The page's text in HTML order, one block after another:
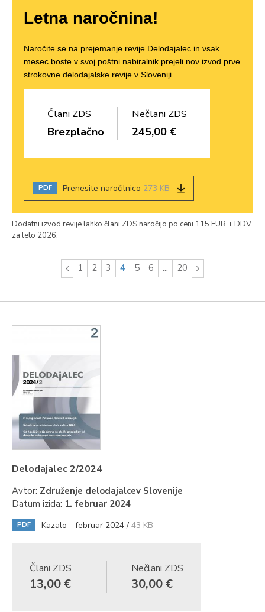
Letna naročnina!
Naročite se na prejemanje revije Delodajalec in vsak
mesec boste v svoj poštni nabiralnik prejeli nov izvod prve
strokovne delodajalske revije v Sloveniji.
Člani ZDS
Brezplačno
Nečlani ZDS
245,00 €
PDF Prenesite naročilnico 273 KB
Dodatni izvod revije lahko člani ZDS naročijo po ceni 115 EUR + DDV
za leto 2026.
1 2 3 4 5 6 ... 20
Delodajalec 2/2024
Avtor: Združenje delodajalcev Slovenije
Datum izida: 1. februar 2024
PDF Kazalo - februar 2024 / 43 KB
Člani ZDS
13,00 €
Nečlani ZDS
30,00 €